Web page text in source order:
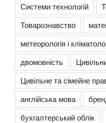
Системи технологій
Товарознавство
метеорологія і
двомовність
Цивільне та сімейне
англійська мова
бухгалтерський облік